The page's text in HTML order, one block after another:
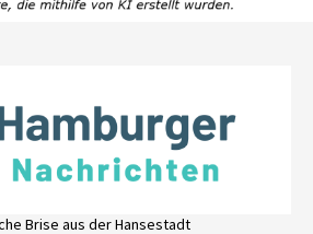
Brise aus der Hansestadt